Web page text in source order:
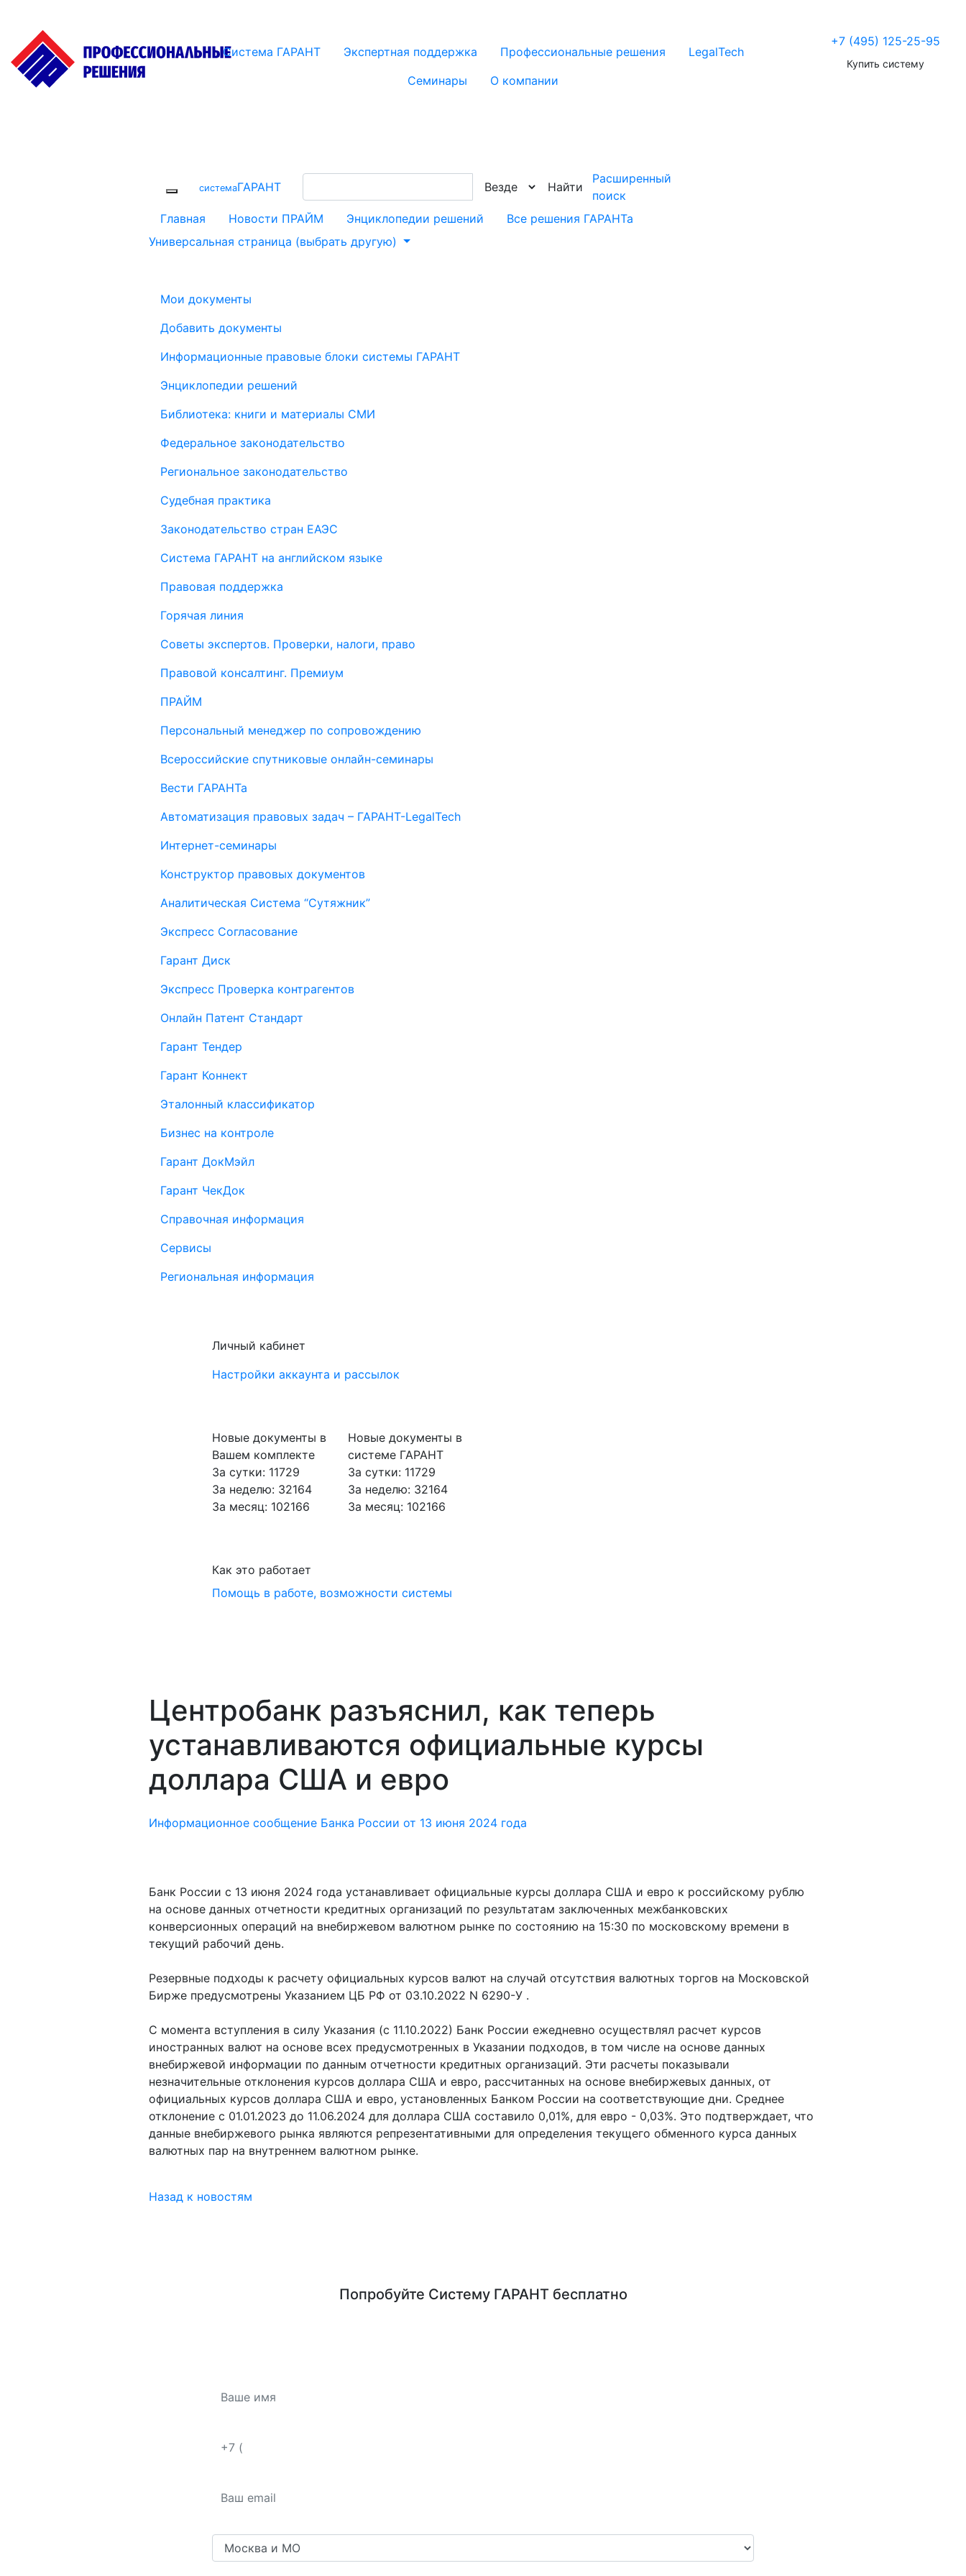
Система ГАРАНТ Экспертная поддержка Профессиональные решения
LegalTech
Семинары
О компании
+7 (495) 125-25-95
Купить систему
cистемаГАРАНТ Найти
Расширенный
поиск
Главная
Новости ПРАЙМ Энциклопедии решений
Все решения ГАРАНТа
Универсальная страница (выбрать другую)
Мои документы
Добавить документы
Информационные правовые блоки системы ГАРАНТ
Энциклопедии решений
Библиотека: книги и материалы СМИ
Федеральное законодательство
Региональное законодательство
Судебная практика
Законодательство стран ЕАЭС
Система ГАРАНТ на английском языке
Правовая поддержка
Горячая линия
Советы экспертов. Проверки, налоги, право
Правовой консалтинг. Премиум
ПРАЙМ
Персональный менеджер по сопровождению
Всероссийские спутниковые онлайн-семинары
Вести ГАРАНТа
Автоматизация правовых задач – ГАРАНТ-LegalTech
Интернет-семинары
Конструктор правовых документов
Аналитическая Система “Сутяжник”
Экспресс Согласование
Гарант Диск
Экспресс Проверка контрагентов
Онлайн Патент Стандарт
Гарант Тендер
Гарант Коннект
Эталонный классификатор
Бизнес на контроле
Гарант ДокМэйл
Гарант ЧекДок
Справочная информация
Сервисы
Региональная информация
Личный кабинет
Настройки аккаунта и рассылок
Новые документы в
Вашем комплекте
За сутки: 11729
За неделю: 32164
За месяц: 102166
Новые документы в
системе ГАРАНТ
За сутки: 11729
За неделю: 32164
За месяц: 102166
Как это работает
Помощь в работе, возможности системы
Центробанк разъяснил, как теперь
устанавливаются официальные курсы
доллара США и евро
Информационное сообщение Банка России от 13 июня 2024 года
Банк России с 13 июня 2024 года устанавливает официальные курсы доллара США и евро к российскому рублю
на основе данных отчетности кредитных организаций по результатам заключенных межбанковских
конверсионных операций на внебиржевом валютном рынке по состоянию на 15:30 по московскому времени в
текущий рабочий день.
Резервные подходы к расчету официальных курсов валют на случай отсутствия валютных торгов на Московской
Бирже предусмотрены Указанием ЦБ РФ от 03.10.2022 N 6290-У .
С момента вступления в силу Указания (с 11.10.2022) Банк России ежедневно осуществлял расчет курсов
иностранных валют на основе всех предусмотренных в Указании подходов, в том числе на основе данных
внебиржевой информации по данным отчетности кредитных организаций. Эти расчеты показывали
незначительные отклонения курсов доллара США и евро, рассчитанных на основе внебиржевых данных, от
официальных курсов доллара США и евро, установленных Банком России на соответствующие дни. Среднее
отклонение с 01.01.2023 до 11.06.2024 для доллара США составило 0,01%, для евро - 0,03%. Это подтверждает, что
данные внебиржевого рынка являются репрезентативными для определения текущего обменного курса данных
валютных пар на внутреннем валютном рынке.
Назад к новостям
Попробуйте Систему ГАРАНТбесплатно